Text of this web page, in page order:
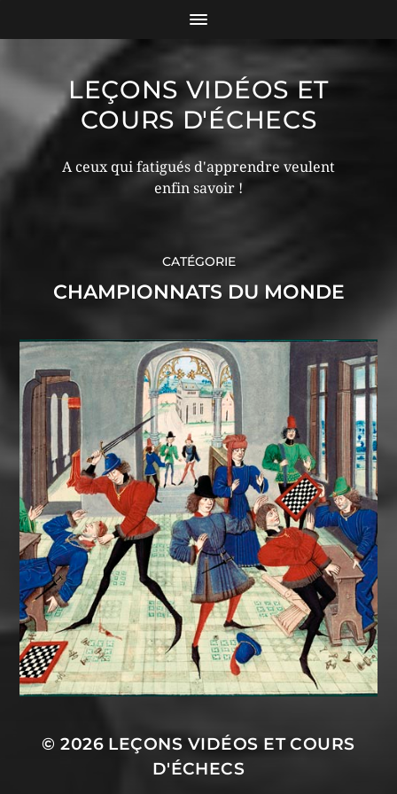
LEÇONS VIDÉOS ET
COURS D'ÉCHECS
A ceux qui fatigués d'apprendre veulent
enfin savoir !
CATÉGORIE
CHAMPIONNATS DU MONDE
© 2026 LEÇONS VIDÉOS ET COURS
D'ÉCHECS